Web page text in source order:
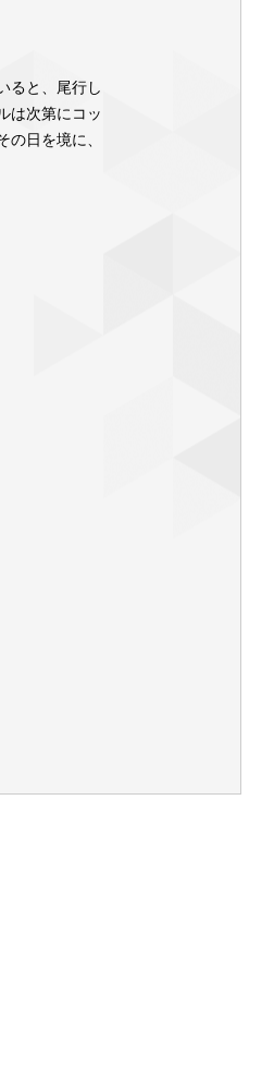
ると、尾行し
は次第にコッ
日を境に、